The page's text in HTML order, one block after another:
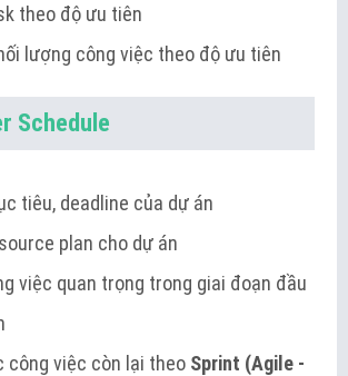
theo độ ưu tiên
lượng công việc theo độ ưu tiên
Schedule
tiêu, deadline của dự án
plan cho dự án
việc quan trọng trong giai đoạn đầu
công việc còn lại theo Sprint (Agile -